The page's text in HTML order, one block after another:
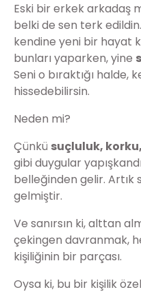
Eski bir erkek arkadaş
belki de sen terk
kendine yeni bir hayat
bunları yaparken, yine
Seni o bıraktığı halde,
hissedebilirsin.
Neden mi?
Çünkü suçluluk,
gibi duygular
belleğinden gelir. Artık
gelmiştir.
Ve sanırsın ki, alttan
çekingen davranmak,
kişiliğinin bir parçası.
Oysa ki, bu bir kişilik